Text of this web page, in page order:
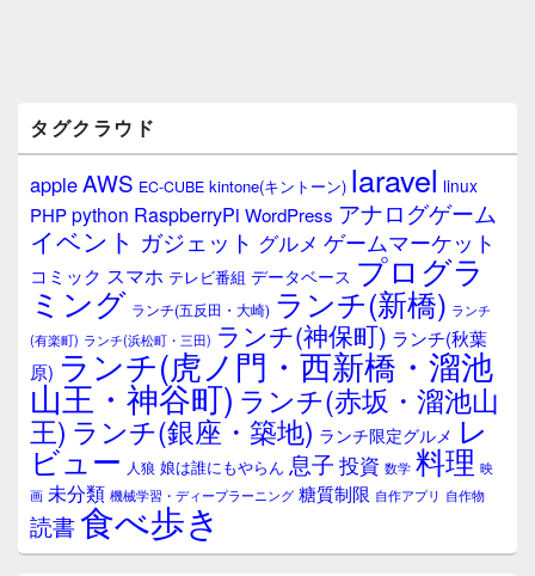
タグクラウド
appleAWS EC-CUBE kintone(キントーン) laravel linux
PHPpython RaspberryPi WordPress アナログゲーム
イベント ガジェット グルメ ゲームマーケット
コミック スマホ テレビ番組 データベース プログラ
ミング ランチ(五反田・大崎) ランチ(新橋) ランチ
(有楽町) ランチ(浜松町・三田) ランチ(神保町) ランチ(秋葉
原) ランチ(虎ノ門・西新橋・溜池
山王・神谷町) ランチ(赤坂・溜池山
王) ランチ(銀座・築地) ランチ限定グルメ レ
ビュー 人狼 娘は誰にもやらん 息子 投資 数学 料理 映
画 未分類 機械学習・ディープラーニング 糖質制限 自作アプリ 自作物
読書食べ歩き